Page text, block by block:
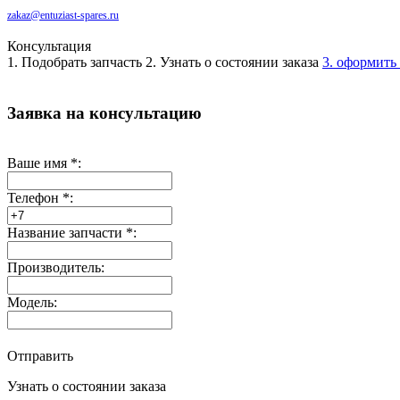
zakaz@entuziast-spares.ru
Консультация
1. Подобрать запчасть 2. Узнать о состоянии заказа 3. оформить
Заявка на консультацию
Ваше имя *:
Телефон *:
Название запчасти *:
Производитель:
Модель:
Отправить
Узнать о состоянии заказа